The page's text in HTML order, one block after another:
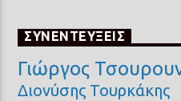
ΣΥΝΕΝΤΕΥΞΕΙΣ
Γιώργος
Διονύσης Τουρκάκης